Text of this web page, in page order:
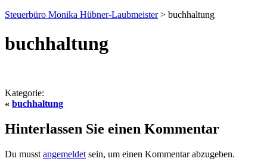
Steuerbüro Monika Hübner-Laubmeister> buchhaltung
buchhaltung
Kategorie:
« buchhaltung
Hinterlassen Sie einen Kommentar
Du musst angemeldet sein, um einen Kommentar abzugeben.